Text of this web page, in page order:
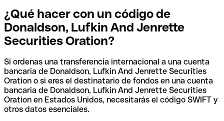
¿Qué hacer con un código de
Donaldson, Lufkin And Jenrette
Securities Oration?
Si ordenas una transferencia internacional a una cuenta
bancaria de Donaldson, Lufkin And Jenrette Securities
Oration o si eres el destinatario de fondos en una cuenta
bancaria de Donaldson, Lufkin And Jenrette Securities
Oration en Estados Unidos, necesitarás el código SWIFT y
otros datos esenciales.